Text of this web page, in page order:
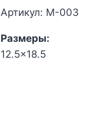
Артикул: M-003
Размеры:
12.5x18.5